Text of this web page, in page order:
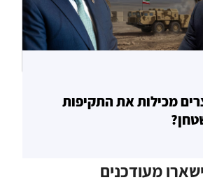
מכילות את התקיפות
מעודכנים